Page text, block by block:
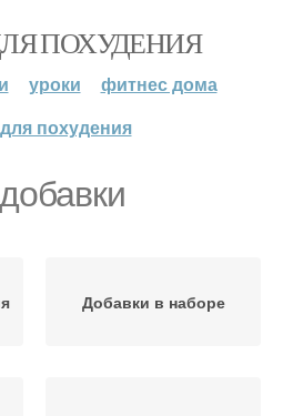
ПОХУДЕНИЯ
уроки
фитнес дома
похудения
Добавки в наборе